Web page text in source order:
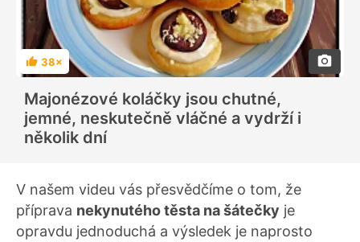
H
o
n
o
c
e
n
38×
Majonézové koláčky jsou chutné,
jemné, neskutečně vláčné a vydrží i
několik dní
V našem videu vás přesvědčíme o tom, že
příprava nekynutého těsta na šátečky je
opravdu jednoduchá a výsledek je naprosto